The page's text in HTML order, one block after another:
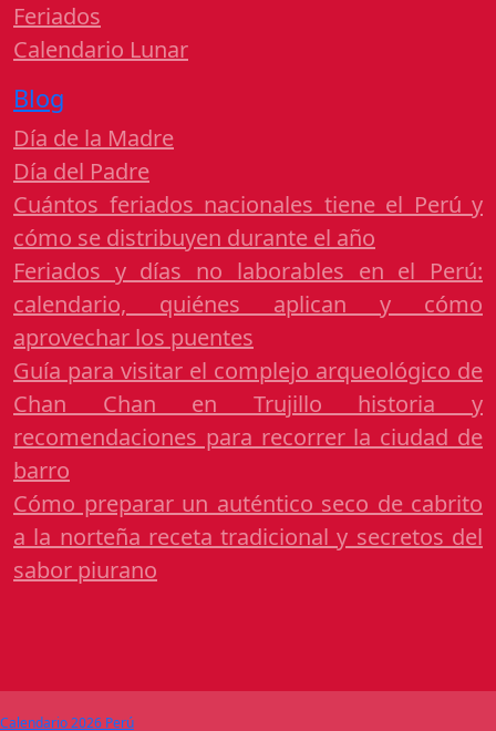
Feriados
Calendario Lunar
Blog
Día de la Madre
Día del Padre
Cuántos feriados nacionales tiene el Perú y
cómo se distribuyen durante el año
Feriados y días no laborables en el Perú:
calendario, quiénes aplican y cómo
aprovechar los puentes
Guía para visitar el complejo arqueológico de
Chan Chan en Trujillo historia y
recomendaciones para recorrer la ciudad de
barro
Cómo preparar un auténtico seco de cabrito
a la norteña receta tradicional y secretos del
sabor piurano
Calendario 2026 Perú